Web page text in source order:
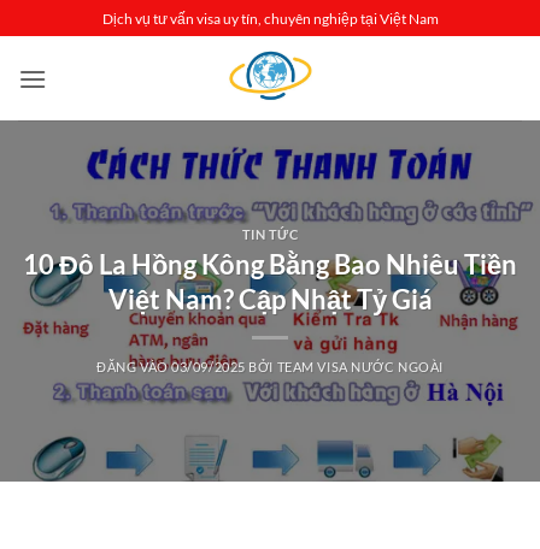
qua
nội
Dịch vụ tư vấn visa uy tín, chuyên nghiệp tại Việt Nam
TIN TỨC
10 Đô La Hồng Kông Bằng Bao Nhiêu Tiền
Việt Nam? Cập Nhật Tỷ Giá
ĐĂNG VÀO03/09/2025 BỞI TEAM VISA NƯỚC NGOÀI